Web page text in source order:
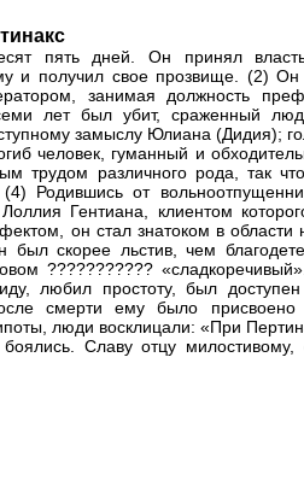
пять дней. Он принял
и получил свое прозвище. (2)
занимая должность
лет был убит, сраженный
замыслу Юлиана (Дидия);
человек, гуманный и
трудом различного рода, так
Родившись от
Гентиана, клиентом
он стал знатоком в области
скорее льстив, чем
???????????
любил простоту, был
смерти ему было присвоено
люди восклицали: «При
Славу отцу милостивому,